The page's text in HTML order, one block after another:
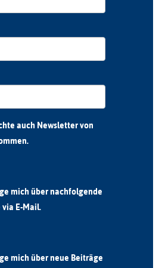
auch Newsletter von
mich über nachfolgende
via E-Mail.
mich über neue Beiträge